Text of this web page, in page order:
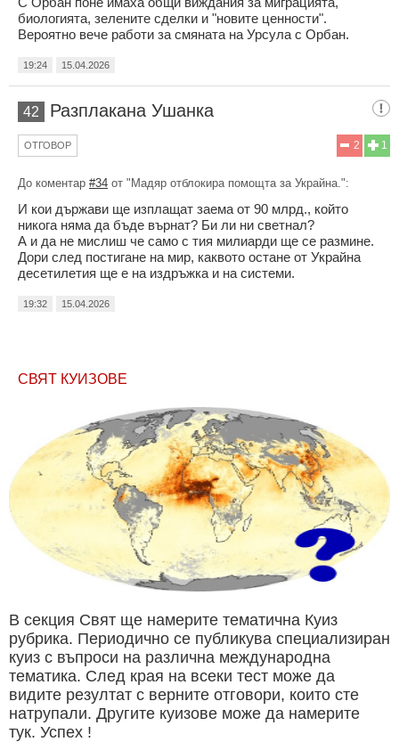
биологията, зелените сделки и "новите ценности".
Вероятно вече работи за смяната на Урсула с Орбан.
19:24 15.04.2026
42 Разплакана Ушанка
1
2
ОТГОВОР
До коментар #34 от "Мадяр отблокира помощта за Украйна.":
И кои държави ще изплащат заема от 90 млрд., който
никога няма да бъде върнат? Би ли ни светнал?
А и да не мислиш че само с тия милиарди ще се размине.
Дори след постигане на мир, каквото остане от Украйна
десетилетия ще е на издръжка и на системи.
19:32 15.04.2026
СВЯТ КУИЗОВЕ
В секция Свят ще намерите тематична Куиз
рубрика. Периодично се публикува специализиран
куиз с въпроси на различна международна
тематика. След края на всеки тест може да
видите резултат с верните отговори, които сте
натрупали. Другите куизове може да намерите
тук. Успех !